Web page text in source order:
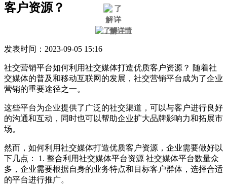
客户资源？
发表时间：2023-09-05 15:16
社交营销平台如何利用社交媒体打造优质客户资源？ 随着社
交媒体的普及和移动互联网的发展，社交营销平台成为了企业
营销的重要途径之一。
这些平台为企业提供了广泛的社交渠道，可以与客户进行良好
的沟通和互动，同时也可以帮助企业扩大品牌影响力和拓展市
场。
然而，如何利用社交媒体打造优质客户资源，企业需要做好以
下几点： 1. 整合利用社交媒体平台资源 社交媒体平台数量众
多，企业需要根据自身的业务特点和目标客户群体，选择合适
的平台进行推广。